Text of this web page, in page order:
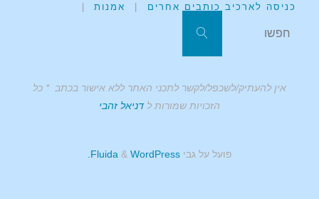
כניסה לארכיב כותבים אחרים
| אמנות |
אין להעתיק/לשכפל/לקשר לתכני האתר ללא אישור בכתב * כל
הזכויות שמורות לדניאל זהבי
פועל על גבי Fluida
& WordPress.